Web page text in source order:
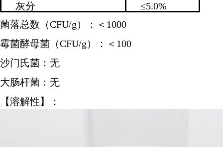
灰分
≤5.0%
菌落总数（CFU/g）：＜1000
霉菌酵母菌（CFU/g）：＜100
沙门氏菌：无
大肠杆菌：无
【溶解性】：